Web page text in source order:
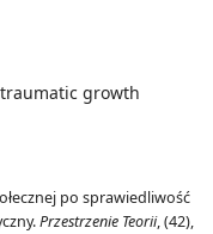
growth
po sprawiedliwość
Przestrzenie Teorii, (42),